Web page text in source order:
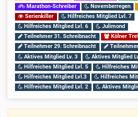
Marathon-Schreiber
Novemberregen
Serienkiller
Hilfreiches Mitglied Lvl. 7
Hilfreiches Mitglied Lvl. 6
Julimond
Teilnehmer 31. Schreibnacht
Kölner
Teilnehmer 29. Schreibnacht
Aktives Mitglied Lv. 3
Aktives Mitglied
Hilfreiches Mitglied Lvl. 5
Hilfreiches
Hilfreiches Mitglied Lvl.3
Hilfreiches
Hilfreiches Mitglied Lvl. 2
Aktives